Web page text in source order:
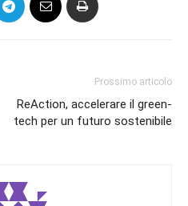
Prossimo articolo
ReAction, accelerare il green-
tech per un futuro sostenibile